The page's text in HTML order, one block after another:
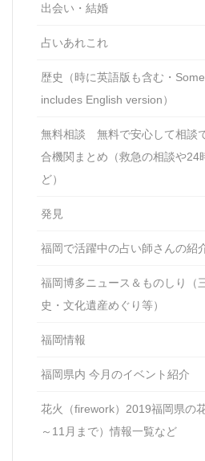
出会い・結婚
占いあれこれ
歴史（時に英語版も含む・
includes English version）
無料相談 無料で安心して相談
合機関まとめ（救急の相談や24
ど）
発見
福岡で活躍中の占い師さんの紹
福岡博多ニュース＆ものしり（
史・文化遺産めぐり等）
福岡情報
福岡県内 今月のイベント紹介
花火（firework）2019福岡県の
～11月まで）情報一覧など